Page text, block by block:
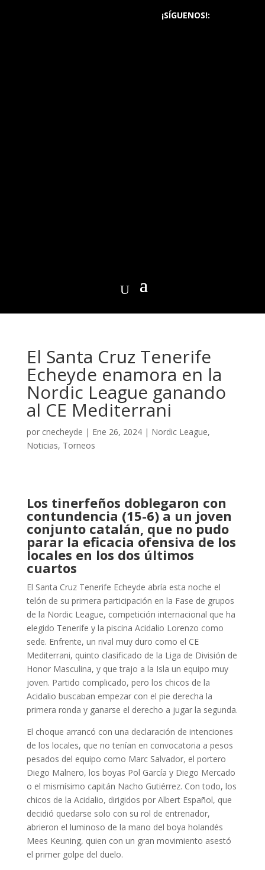
¡SÍGUENOS!:
El Santa Cruz Tenerife
Echeyde enamora en la
Nordic League ganando
al CE Mediterrani
por cnecheyde | Ene 26, 2024| Nordic League,
Noticias, Torneos
Los tinerfeños doblegaron con
contundencia (15-6) a un joven
conjunto catalán, que no pudo
parar la eficacia ofensiva de los
locales en los dos últimos
cuartos
El Santa Cruz Tenerife Echeyde abría esta noche el
telón de su primera participación en la Fase de grupos
de la Nordic League, competición internacional que ha
elegido Tenerife y la piscina Acidalio Lorenzo como
sede. Enfrente, un rival muy duro como el CE
Mediterrani, quinto clasificado de la Liga de División de
Honor Masculina, y que trajo a la Isla un equipo muy
joven. Partido complicado, pero los chicos de la
Acidalio buscaban empezar con el pie derecha la
primera ronda y ganarse el derecho a jugar la segunda.
El choque arrancó con una declaración de intenciones
de los locales, que no tenían en convocatoria a pesos
pesados del equipo como Marc Salvador, el portero
Diego Malnero, los boyas Pol García y Diego Mercado
o el mismísimo capitán Nacho Gutiérrez. Con todo, los
chicos de la Acidalio, dirigidos por Albert Español, que
decidió quedarse solo con su rol de entrenador,
abrieron el luminoso de la mano del boya holandés
Mees Keuning, quien con un gran movimiento asestó
el primer golpe del duelo.